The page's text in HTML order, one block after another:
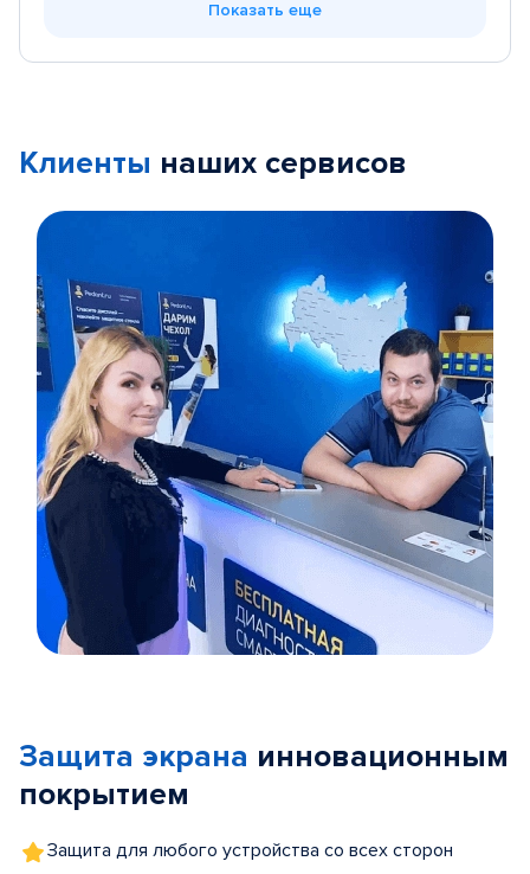
Показать еще
Клиенты наших сервисов
5
Защита экрана инновационным
покрытием
Защита для любого устройства со всех сторон